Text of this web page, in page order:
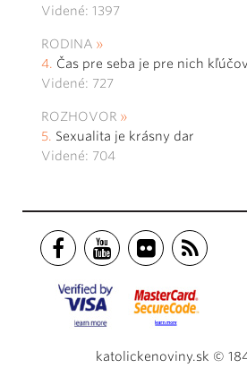
Videné: 1397
RODINA
Čas pre seba je pre nich
Videné: 727
ROZHOVOR
Sexualita je krásny dar
Videné: 704
katolickenoviny.sk ©